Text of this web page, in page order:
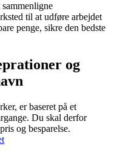
til at udføre arbejdet
penge, sikre den bedste
og
er baseret på et
Du skal derfor
og besparelse.